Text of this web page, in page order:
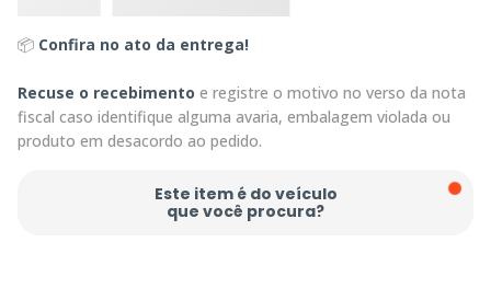
📦 Confira no ato da entrega!
Recuse o recebimento e registre o motivo no verso da nota
fiscal caso identifique alguma avaria, embalagem violada ou
produto em desacordo ao pedido.
Este item é do veículo
que você procura?